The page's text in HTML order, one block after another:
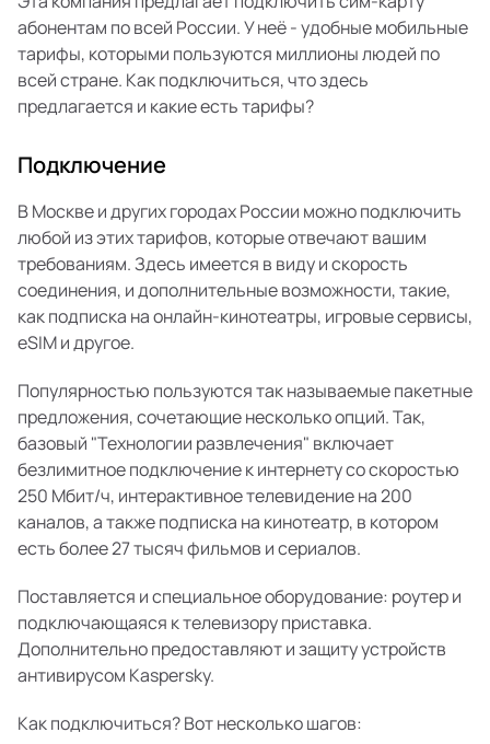
абонентам по всей России. У неё - удобные мобильные
тарифы, которыми пользуются миллионы людей по
всей стране. Как подключиться, что здесь
предлагается и какие есть тарифы?
Подключение
В Москве и других городах России можно подключить
любой из этих тарифов, которые отвечают вашим
требованиям. Здесь имеется в виду и скорость
соединения, и дополнительные возможности, такие,
как подписка на онлайн-кинотеатры, игровые сервисы,
eSIM и другое.
Популярностью пользуются так называемые пакетные
предложения, сочетающие несколько опций. Так,
базовый "Технологии развлечения" включает
безлимитное подключение к интернету со скоростью
250 Мбит/ч, интерактивное телевидение на 200
каналов, а также подписка на кинотеатр, в котором
есть более 27 тысяч фильмов и сериалов.
Поставляется и специальное оборудование: роутер и
подключающаяся к телевизору приставка.
Дополнительно предоставляют и защиту устройств
антивирусом Kaspersky.
Как подключиться? Вот несколько шагов: